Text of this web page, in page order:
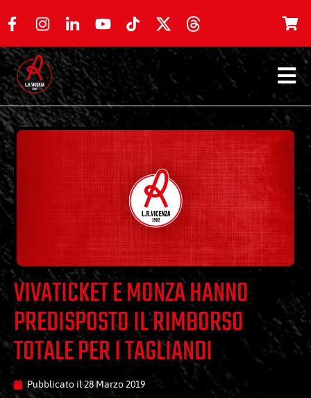
VIVATICKET E MONZA HANNO
PREDISPOSTO IL RIMBORSO
TOTALE PER I TAGLIANDI
Pubblicato il28 Marzo 2019